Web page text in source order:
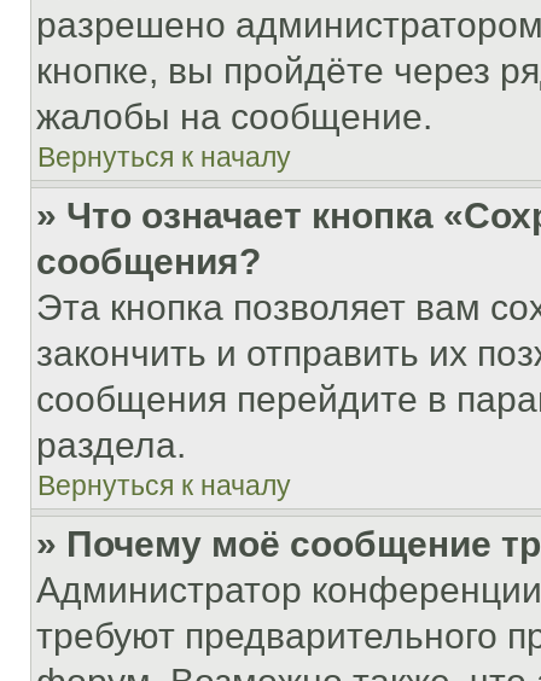
разрешено
кнопке, вы пройдёте через
жалобы на сообщение.
Вернуться к началу
» Что означает кнопка
сообщения?
Эта кнопка позволяет вам
закончить и отправить их
сообщения перейдите в
раздела.
Вернуться к началу
» Почему моё сообщение
Администратор
требуют предварительного